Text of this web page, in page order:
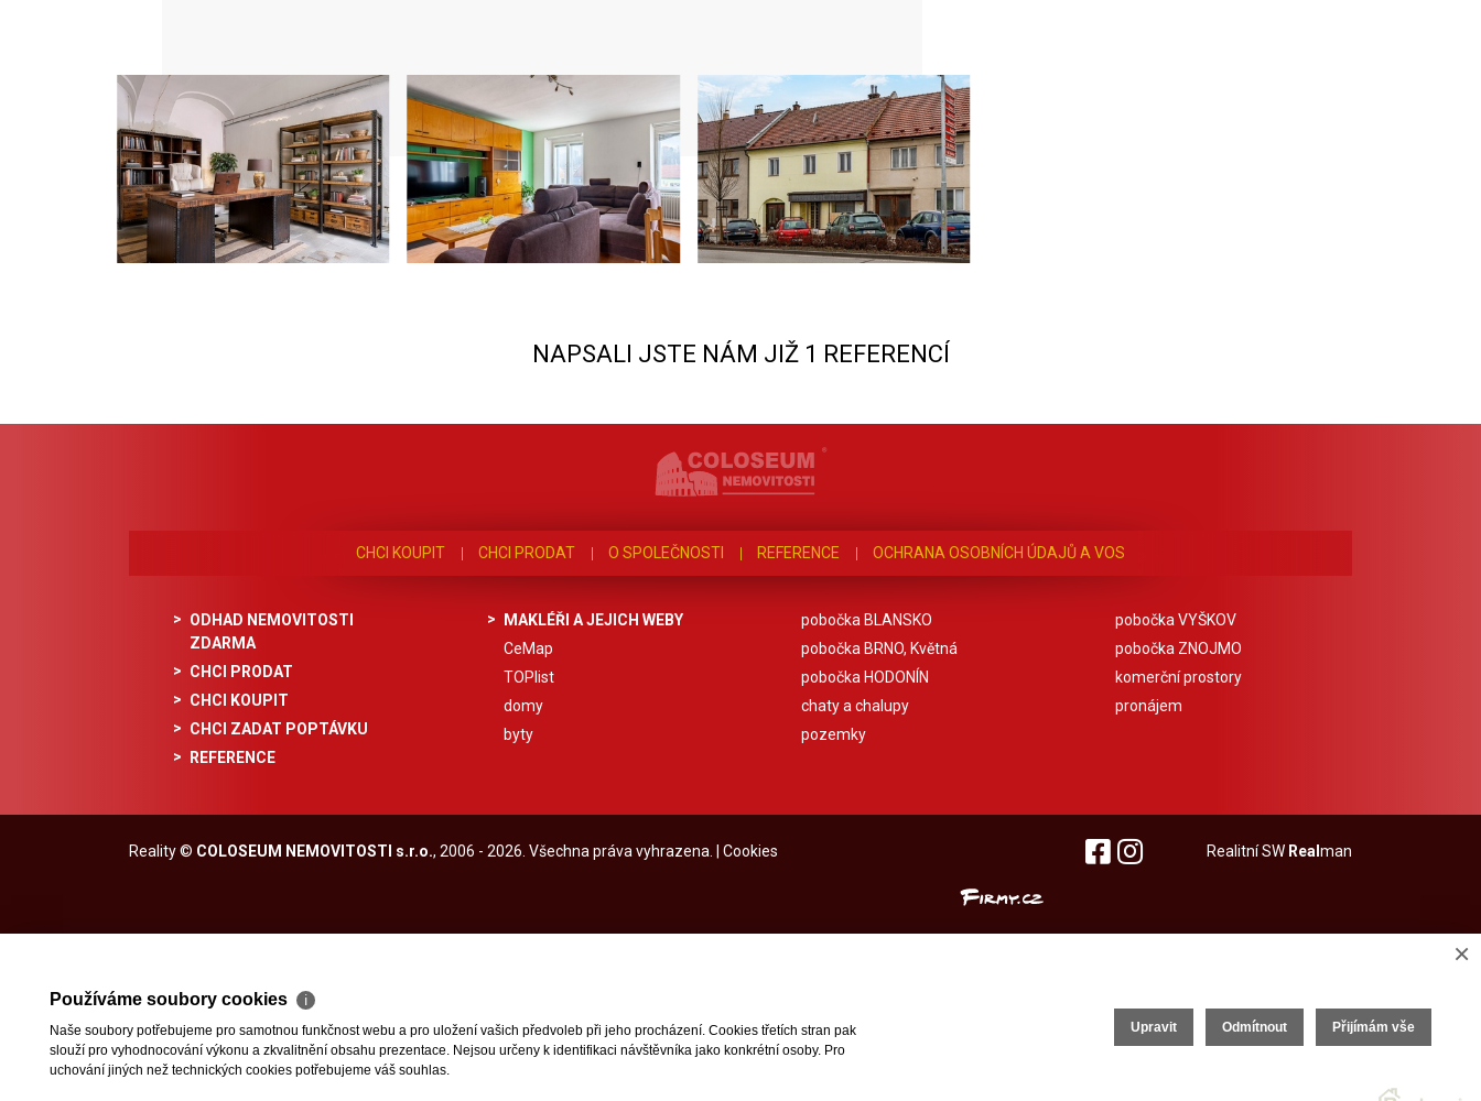
NAPSALI JSTE NÁM JIŽ 1 REFERENCÍ
CHCI KOUPIT CHCI PRODAT O SPOLEČNOSTI REFERENCE OCHRANA OSOBNÍCH ÚDAJŮ A VOS
ODHAD NEMOVITOSTI
ZDARMA
CHCI PRODAT
CHCI KOUPIT
CHCI ZADAT POPTÁVKU
REFERENCE
MAKLÉŘI A JEJICH WEBY
CeMap
TOPlist
domy
byty
pobočka BLANSKO
pobočka BRNO, Květná
pobočka HODONÍN
chaty a chalupy
pozemky
pobočka VYŠKOV
pobočka ZNOJMO
komerční prostory
pronájem
Reality© COLOSEUM NEMOVITOSTI s.r.o., 2006 - 2026. Všechna práva vyhrazena. | Cookies Realitní SW Real man
×
Používáme soubory cookies ℹ
Naše soubory potřebujeme pro samotnou funkčnost webu a pro uložení vašich předvoleb při jeho procházení. Cookies třetích stran pak
slouží pro vyhodnocování výkonu a zkvalitnění obsahu prezentace. Nejsou určeny k identifikaci návštěvníka jako konkrétní osoby. Pro
uchování jiných než technických cookies potřebujeme váš souhlas.
Upravit Odmítnout Přijímám vše